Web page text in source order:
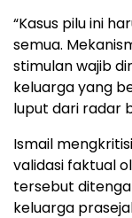
​“Kasus pilu ini
semua.
stimulan wajib
keluarga yang
luput dari radar
​Ismail
validasi faktual
tersebut
keluarga